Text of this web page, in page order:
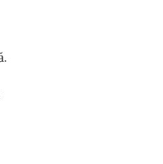
463 de milioane de
iarnă din istoria